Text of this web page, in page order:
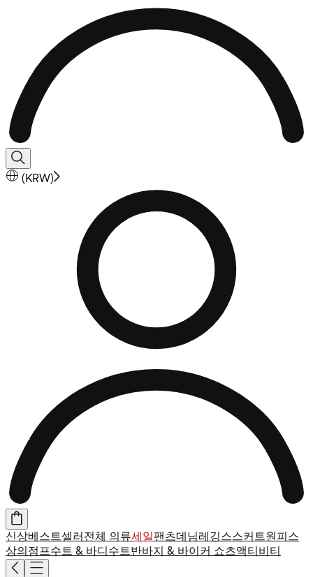
(KRW)
신상베스트셀러 전체 의류세일팬츠데님레깅스스커트원피스
상의 점프수트 & 바디수트반바지 & 바이커 쇼츠액티비티